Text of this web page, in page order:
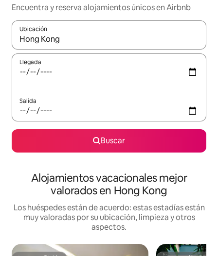
Encuentra y reserva alojamientos únicos en Airbnb
Ubicación
Cuando los resultados estén disponibles, navega con las
Llegada
Salida
Buscar
Alojamientos vacacionales mejor
valorados en Hong Kong
Los huéspedes están de acuerdo: estas estadías están
muy valoradas por su ubicación, limpieza y otros
aspectos.